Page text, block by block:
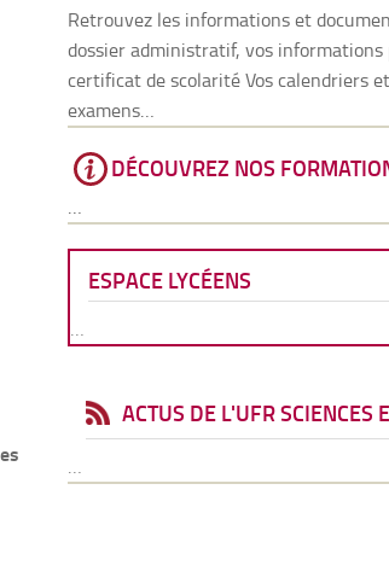
Retrouvez les informations et
dossier administratif, vos informations
certificat de scolarité Vos calendriers
examens…
DÉCOUVREZ NOS
…
ESPACE LYCÉENS
…
ACTUS DE L'UFR SCIENCES
…